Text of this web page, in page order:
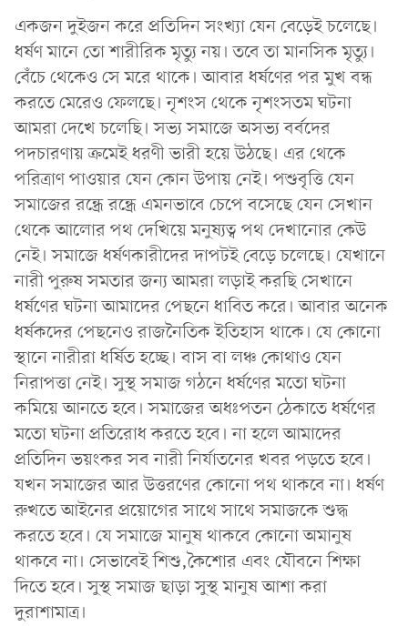
একজন দুইজন করে প্রতিদিন সংখ্যা যেন বেড়েই চলেছে।
ধর্ষণ মানে তো শারীরিক মৃত্যু নয়। তবে তা মানসিক মৃত্যু।
বেঁচে থেকেও সে মরে থাকে। আবার ধর্ষণের পর মুখ বন্ধ
করতে মেরেও ফেলছে। নৃশংস থেকে নৃশংসতম ঘটনা
আমরা দেখে চলেছি। সভ্য সমাজে অসভ্য বর্বদের
পদচারণায় ক্রমেই ধরণী ভারী হয়ে উঠছে। এর থেকে
পরিত্রাণ পাওয়ার যেন কোন উপায় নেই। পশুবৃত্তি যেন
সমাজের রন্ধ্রে রন্ধ্রে এমনভাবে চেপে বসেছে যেন সেখান
থেকে আলোর পথ দেখিয়ে মনুষ্যত্ব পথ দেখানোর কেউ
নেই। সমাজে ধর্ষণকারীদের দাপটই বেড়ে চলেছে। যেখানে
নারী পুরুষ সমতার জন্য আমরা লড়াই করছি সেখানে
ধর্ষণের ঘটনা আমাদের পেছনে ধাবিত করে। আবার অনেক
ধর্ষকদের পেছনেও রাজনৈতিক ইতিহাস থাকে। যে কোনো
স্থানে নারীরা ধর্ষিত হচ্ছে। বাস বা লঞ্চ কোথাও যেন
নিরাপত্তা নেই। সুস্থ সমাজ গঠনে ধর্ষণের মতো ঘটনা
কমিয়ে আনতে হবে। সমাজের অধঃপতন ঠেকাতে ধর্ষণের
মতো ঘটনা প্রতিরোধ করতে হবে। না হলে আমাদের
প্রতিদিন ভয়ংকর সব নারী নির্যাতনের খবর পড়তে হবে।
যখন সমাজের আর উত্তরণের কোনো পথ থাকবে না। ধর্ষণ
রুখতে আইনের প্রয়োগের সাথে সাথে সমাজকে শুদ্ধ
করতে হবে। যে সমাজে মানুষ থাকবে কোনো অমানুষ
থাকবে না। সেভাবেই শিশু,কৈশোর এবং যৌবনে শিক্ষা
দিতে হবে। সুস্থ সমাজ ছাড়া সুস্থ মানুষ আশা করা
দুরাশামাত্র।